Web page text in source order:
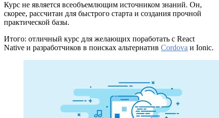
Курс не является всеобъемлющим источником знаний. Он,
скорее, рассчитан для быстрого старта и создания прочной
практической базы.
Итого: отличный курс для желающих поработать с React
Native и разработчиков в поисках альтернатив Cordova и Ionic.